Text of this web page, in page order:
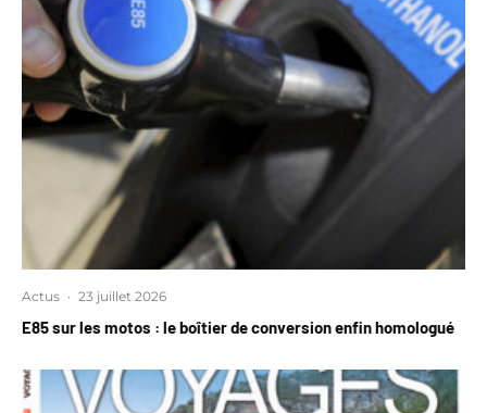
Actus · 23 juillet 2026
E85 sur les motos : le boîtier de conversion enfin homologué